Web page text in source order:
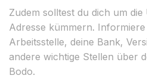
Zudem solltest du dich um
Adresse kümmern.
Arbeitsstelle, deine Bank,
andere wichtige Stellen über
Bodo.